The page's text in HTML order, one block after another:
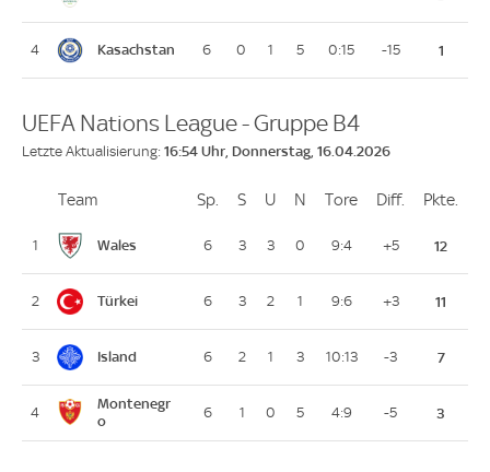
4 Kasachstan 6 0 1 5 0:15 -15 1
UEFA Nations League - Gruppe B4
Letzte Aktualisierung: 16:54 Uhr, Donnerstag, 16.04.2026
PlatzTeam Sp. Spiele
S Siege
U Unentschieden
N Niederlagen
Tore ToreDiff. Differenz
Pkte.
1 Wales 6 3 3 0 9:4 +5 12
2 Türkei 6 3 2 1 9:6 +3 11
3 Island 6 2 1 3 10:13 -3 7
4
Montenegr
o
6 1 0 5 4:9 -5 3